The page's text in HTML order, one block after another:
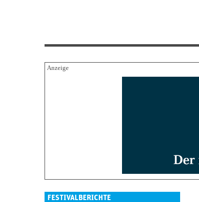
FESTIVALBERICHTE